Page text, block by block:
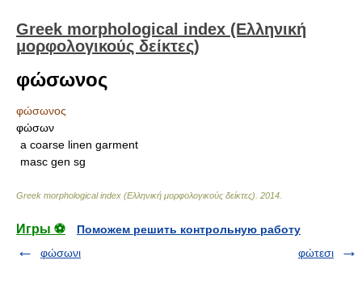
Greek morphological index (Ελληνική
μορφολογικούς δείκτες)
φώσωνος
φώσωνος
φώσων
a coarse linen garment
masc gen sg
Greek morphological index (Ελληνική μορφολογικούς δείκτες) 2014
Игры ⚽
Поможем решить контрольную работу
φώσωνι
φώτεσι